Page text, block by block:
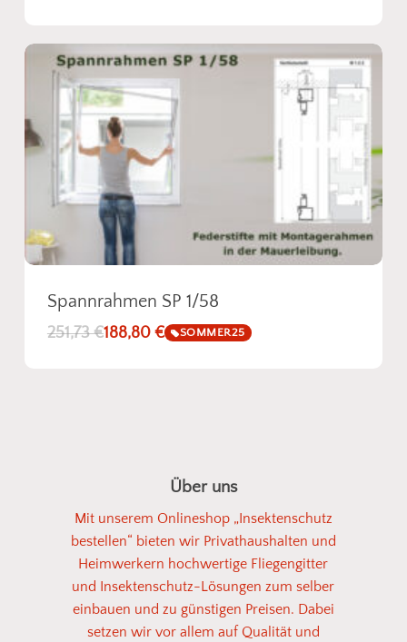
Spannrahmen SP 1/58
251,73€188,80 € SOMMER25
Über uns
Mit unserem Onlineshop „Insektenschutz
bestellen“ bieten wir Privathaushalten und
Heimwerkern hochwertige Fliegengitter
und Insektenschutz-Lösungen zum selber
einbauen und zu günstigen Preisen. Dabei
setzen wir vor allem auf Qualität und